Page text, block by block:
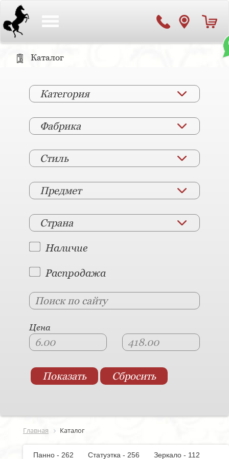
Каталог
Категория
Фабрика
Стиль
Предмет
Страна
Наличие
Распродажа
Цена
Главная Каталог
Панно - 262 Статуэтка - 256
Зеркало - 112